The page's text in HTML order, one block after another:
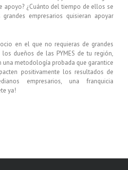
apoyo? ¿Cuánto del tiempo de ellos se
grandes empresarios quisieran apoyar
en el que no requieras de grandes
dueños de las PYMES de tu región,
una metodología probada que garantice
positivamente los resultados de
empresarios, una franquicia
ya!